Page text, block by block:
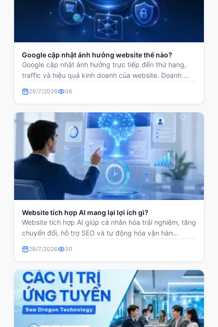
Google cập nhật ảnh hưởng website thế nào?
Google cập nhật ảnh hưởng trực tiếp đến thứ hạng,
traffic và hiệu quả kinh doanh của website. Doanh ...
29/7/2026 36
Website tích hợp AI mang lại lợi ích gì?
Website tích hợp AI giúp cá nhân hóa trải nghiệm, tăng
chuyển đổi, hỗ trợ SEO và tự động hóa vận hàn...
28/7/2026 30